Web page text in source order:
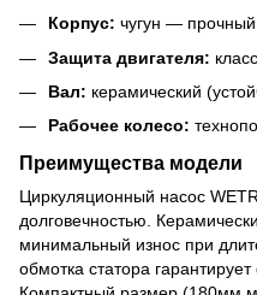
Корпус: чугун — прочный
Защита двигателя:
Вал: керамический
Рабочее колесо:
Преимущества модели
Циркуляционный насос
долговечностью.
минимальный износ при
обмотка статора